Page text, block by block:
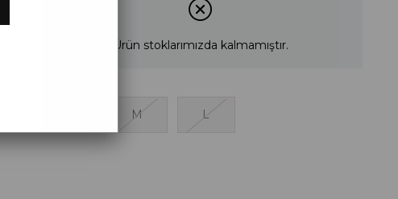
Ürün stoklarımızda kalmamıştır.
M L